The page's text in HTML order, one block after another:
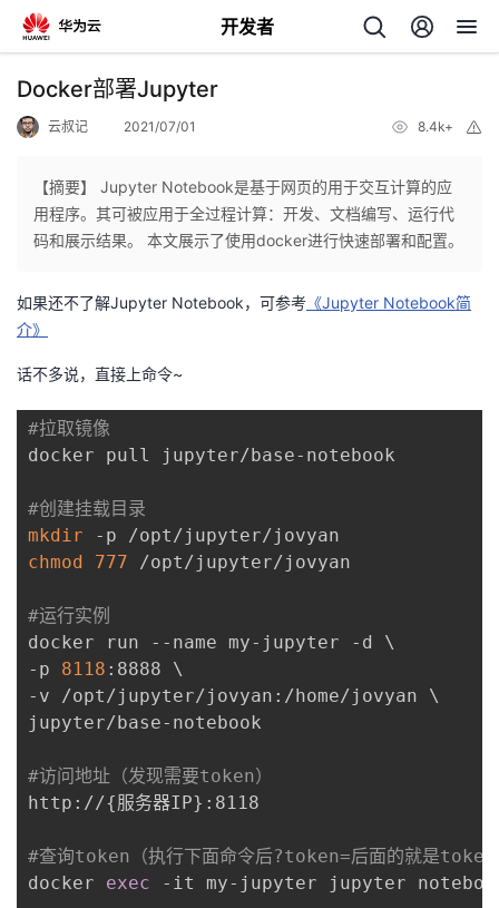
开发者
返
人
主
页
我
的
开
者
的
博
我
的
坛
我
圈
子
的
直
我
的
我
我
的
发
学
堂
的
课
我
的
我
我
Programs
的
持
我
技
术
的
云
Docker部署Jupyter
云叔记 2021/07/01 8.4k+
【摘要】 Jupyter Notebook是基于网页的用于交互计算的应
用程序。其可被应用于全过程计算：开发、文档编写、运行代
码和展示结果。 本文展示了使用docker进行快速部署和配置。
如果还不了解Jupyter Notebook，可参考 《Jupyter Notebook简
介》
话不多说，直接上命令~
#拉取镜像
docker pull jupyter/base-notebook
#创建挂载目录
mkdir
chmod
777 /opt/jupyter/jovyan
#运行实例
docker run --name my-jupyter -d \
-p 8118 :8888 \
-v /opt/jupyter/jovyan:/home/jovyan \
jupyter/base-notebook
#访问地址（发现需要token）
http://{服务器IP} :8118
#查询token（执行下面命令后?token=后面的就是token
docker exec -it my-jupyter jupyter